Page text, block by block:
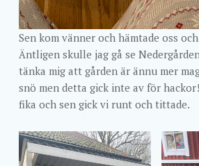
Sen kom vänner och hämtade oss
Äntligen skulle jag gå se
tänka mig att gården är ännu mer
snö men detta gick inte av för
fika och sen gick vi runt och tittade.